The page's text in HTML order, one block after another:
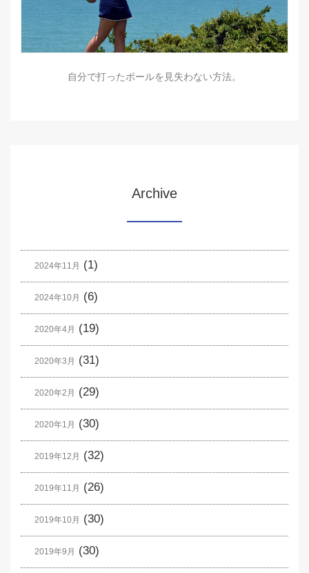
自分で打ったボールを見失わない方法。
Archive
2024年11月 (1)
2024年10月 (6)
2020年4月 (19)
2020年3月 (31)
2020年2月 (29)
2020年1月 (30)
2019年12月 (32)
2019年11月 (26)
2019年10月 (30)
2019年9月 (30)